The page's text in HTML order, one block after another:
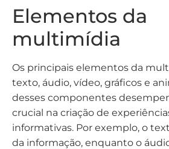
Elementos da
multimídia
Os principais elementos da
texto, áudio, vídeo, gráficos e
desses componentes
crucial na criação de
informativas. Por exemplo, o
da informação, enquanto o